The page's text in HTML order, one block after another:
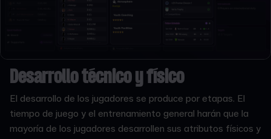
Desarrollo técnico y físico
El desarrollo de los jugadores se produce por etapas. El
tiempo de juego y el entrenamiento general harán que la
mayoría de los jugadores desarrollen sus atributos físicos y